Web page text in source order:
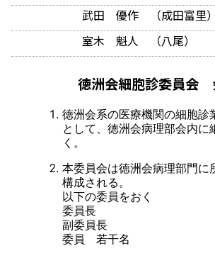
武田 優作 （成田富里）
室木 魁人 （八尾）
徳洲会細胞診委員会
徳洲会系の医療機関の細胞診
として、徳洲会病理部会内に
く。
本委員会は徳洲会病理部門に
構成される。
以下の委員をおく
委員長
副委員長
委員 若干名